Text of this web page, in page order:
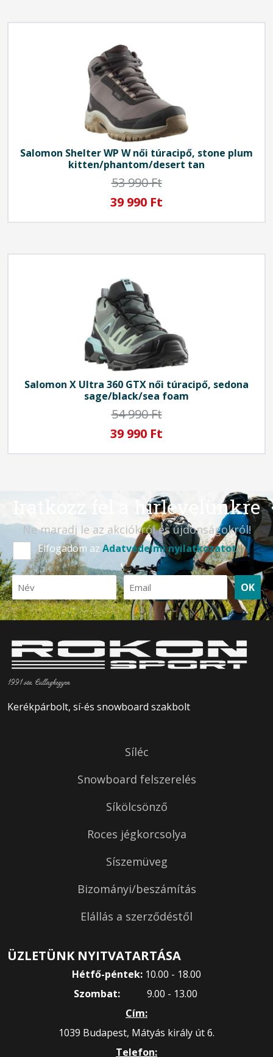
Salomon Shelter WP W női túracipő, stone plum
kitten/phantom/desert tan
53 990 Ft
39 990 Ft
Salomon X Ultra 360 GTX női túracipő, sedona
sage/black/sea foam
54 990 Ft
39 990 Ft
Iratkozz fel a hírlevelünkre
Ne maradj le az akciókról és újdonságokról!
Elfogadom az Adatvédelmi nyilatkozatot
OK
1991 óta Csillaghegyen
Kerékpárbolt, sí-és snowboard szakbolt
Síléc
Snowboard felszerelés
Síkölcsönző
Roces jégkorcsolya
Síszemüveg
Bizományi/beszámítás
Elállás a szerződéstől
ÜZLETÜNK NYITVATARTÁSA
Hétfő-péntek: 10.00 - 18.00
Szombat:
9.00 - 13.00
Cím:
1039 Budapest, Mátyás király út 6.
Telefon: